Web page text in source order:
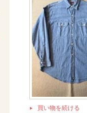
買い物を続ける